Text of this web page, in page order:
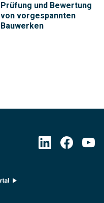
Prüfung und Bewertung
von vorgespannten
Bauwerken